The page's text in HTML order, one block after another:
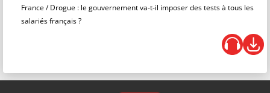
France / Drogue : le gouvernement va-t-il imposer des tests à tous les
salariés français ?